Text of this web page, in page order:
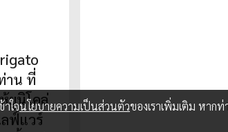
าน ที่
ยูนิโคล่
ฟ์แวร์
ใจนโยบายความเป็นส่วนตัวของเราเพิ่มเติม หาก